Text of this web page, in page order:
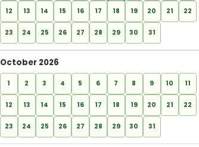
12 13 14 15 16 17 18 19 20 21 22
23 24 25 26 27 28 29 30 31
October 2026
1 2 3 4 5 6 7 8 9 10 11
12 13 14 15 16 17 18 19 20 21 22
23 24 25 26 27 28 29 30 31